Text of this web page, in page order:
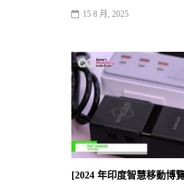
15 8 月, 2025
[2024 年印度智慧移動博